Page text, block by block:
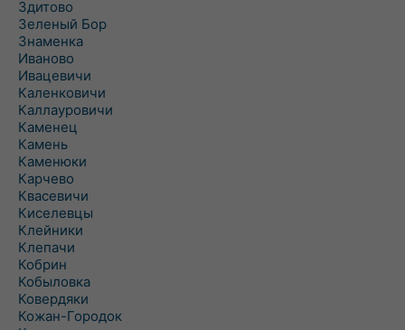
Здитово
Зеленый Бор
Знаменка
Иваново
Ивацевичи
Каленковичи
Каллауровичи
Каменец
Камень
Каменюки
Карчево
Квасевичи
Киселевцы
Клейники
Клепачи
Кобрин
Кобыловка
Ковердяки
Кожан-Городок